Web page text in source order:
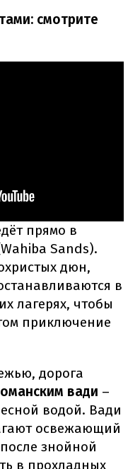
смотрите
прямо в
Sands).
дюн,
в
лагерях, чтобы
приключение
дорога
оманским вади –
водой. Вади
освежающий
знойной
в прохладных